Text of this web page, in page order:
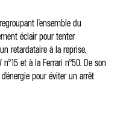
l'ensemble du
éclair pour tenter
retardataire à la reprise,
et à la Ferrari n°50. De son
pour éviter un arrêt